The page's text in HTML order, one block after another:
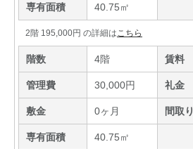
専有面積 40.75㎡
2階 195,000円 の詳細は こちら
階数 4階 賃料
管理費 30,000円 礼金
敷金 0ヶ月 間取り
専有面積 40.75㎡